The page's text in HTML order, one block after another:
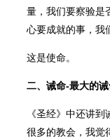
量，我们要察验是
心要成就的事，我
这是使命。
二、诫命-最大的
《圣经》中还讲
很多的教会，我觉